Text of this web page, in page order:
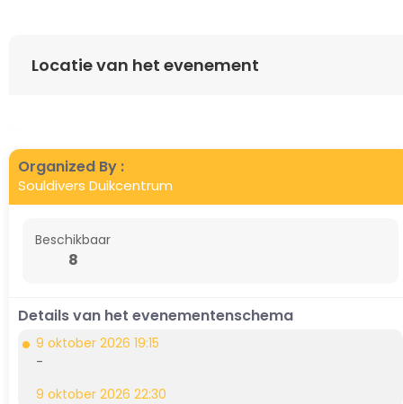
Locatie van het evenement
Organized By :
Souldivers Duikcentrum
Beschikbaar
8
Details van het evenementenschema
9 oktober 2026 19:15
-
9 oktober 2026 22:30